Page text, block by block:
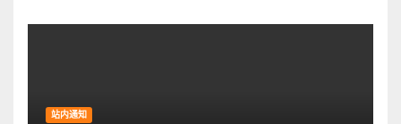
站内通知